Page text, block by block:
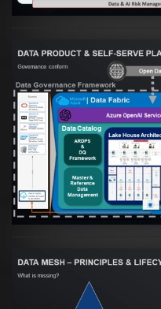
Artikel:Warum
orientierte
skalierbare